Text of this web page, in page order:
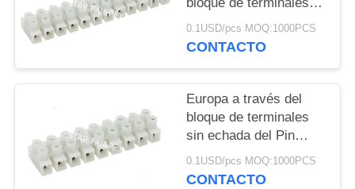
PRIVACY
sin echada del Pin del
protector PH16 del
0.1USD/pcs MOQ:1000PCS
CONTACTO
Europa a través del
bloque de terminales
sin echada del Pin
PH12 del protector del
alambre (2P-12P):
0.1USD/pcs MOQ:1000PCS
CONTACTO